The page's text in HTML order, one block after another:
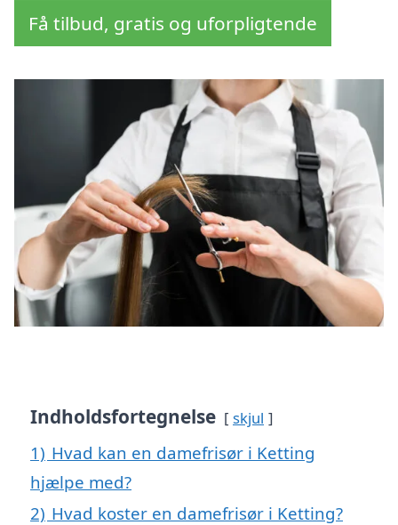
Få tilbud, gratis og uforpligtende
Indholdsfortegnelse skjul
1) Hvad kan en damefrisør i Ketting
hjælpe med?
2) Hvad koster en damefrisør i Ketting?